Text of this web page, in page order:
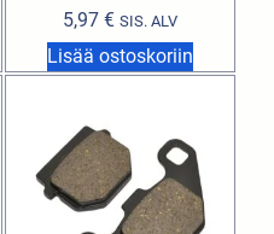
5,97 € SIS. ALV
Lisää ostoskoriin